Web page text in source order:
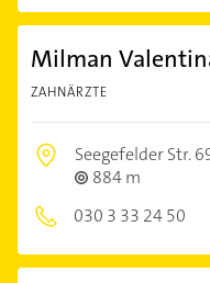
Milman
ZAHNÄRZTE
Seegefelder Str.
884 m
030 3 33 24 50